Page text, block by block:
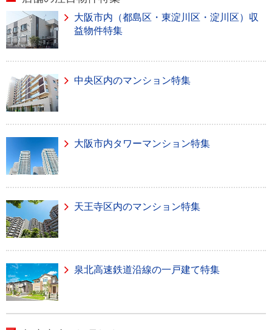
大阪市内（都島区・東淀川区・淀川区）収
益物件特集
中央区内のマンション特集
大阪市内タワーマンション特集
天王寺区内のマンション特集
泉北高速鉄道沿線の一戸建て特集